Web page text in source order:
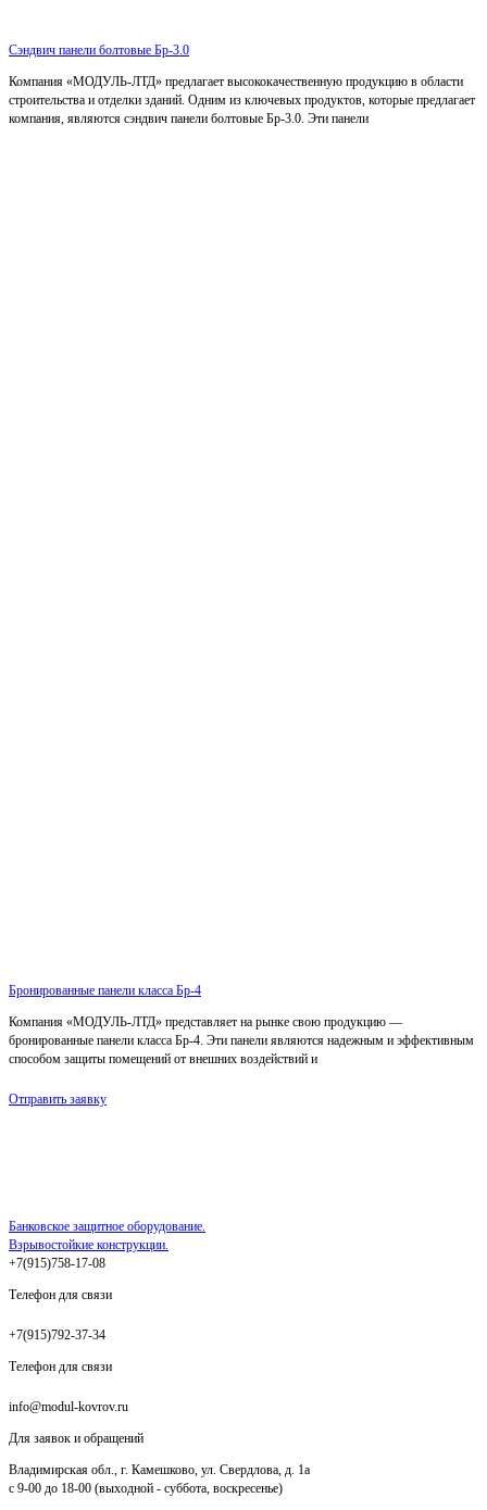
Сэндвич панели болтовые Бр-3.0
Компания «МОДУЛЬ-ЛТД» предлагает высококачественную продукцию в области
строительства и отделки зданий. Одним из ключевых продуктов, которые предлагает
компания, являются сэндвич панели болтовые Бр-3.0. Эти панели
Бронированные панели класса Бр-4
Компания «МОДУЛЬ-ЛТД» представляет на рынке свою продукцию —
бронированные панели класса Бр-4. Эти панели являются надежным и эффективным
способом защиты помещений от внешних воздействий и
Отправить заявку
Банковское защитное оборудование.
Взрывостойкие конструкции.
+7(915)758-17-08
Телефон для связи
+7(915)792-37-34
Телефон для связи
info@modul-kovrov.ru
Для заявок и обращений
Владимирская обл., г. Камешково, ул. Свердлова, д. 1а
с 9-00 до 18-00 (выходной - суббота, воскресенье)